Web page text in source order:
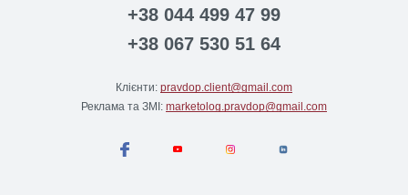
+38 044 499 47 99
+38 067 530 51 64
Клієнти: pravdop.client@gmail.com
Реклама та ЗМІ: marketolog.pravdop@gmail.com